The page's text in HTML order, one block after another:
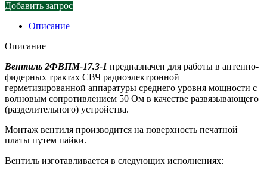
Добавить запрос
Описание
Описание
Вентиль 2ФВПМ-17.3-1 предназначен для работы в антенно-
фидерных трактах СВЧ радиоэлектронной
герметизированной аппаратуры среднего уровня мощности с
волновым сопротивлением 50 Ом в качестве развязывающего
(разделительного) устройства.
Монтаж вентиля производится на поверхность печатной
платы путем пайки.
Вентиль изготавливается в следующих исполнениях: